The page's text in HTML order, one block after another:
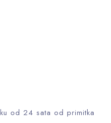
od 24 sata od primitka